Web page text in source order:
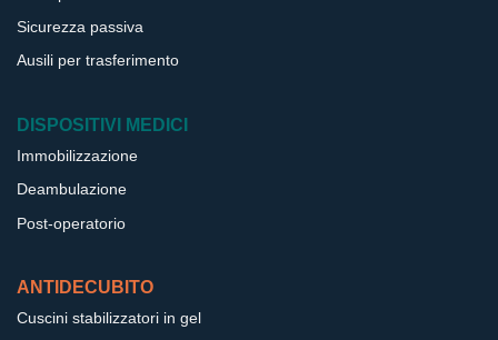
Sicurezza passiva
Ausili per trasferimento
DISPOSITIVI MEDICI
Immobilizzazione
Deambulazione
Post-operatorio
ANTIDECUBITO
Cuscini stabilizzatori in gel